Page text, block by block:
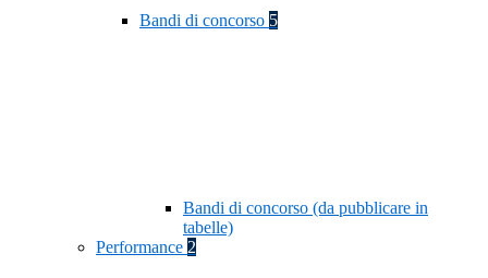
Bandi di concorso 5
Bandi di concorso (da pubblicare in
tabelle)
Performance 2